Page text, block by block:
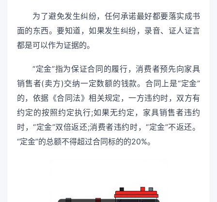
为了避免发生纠纷，任何承诺最好都要落实成书
面的东西。要知道，如果发生纠纷，录音、证人证言
都是可以作为证据的。
“定金”指为保证合同的履行，消费者预先向家具
销售者(卖方)交纳一定数额的钱款。合同上是“定金”
的，依据《合同法》相关规定，一方违约时，双方有
约定的按照约定执行;如果无约定，家具销售者违约
时，“定金”双倍返还;消费者违约时，“定金”不返还。
“定金”的总额不得超过合同标的的20%。